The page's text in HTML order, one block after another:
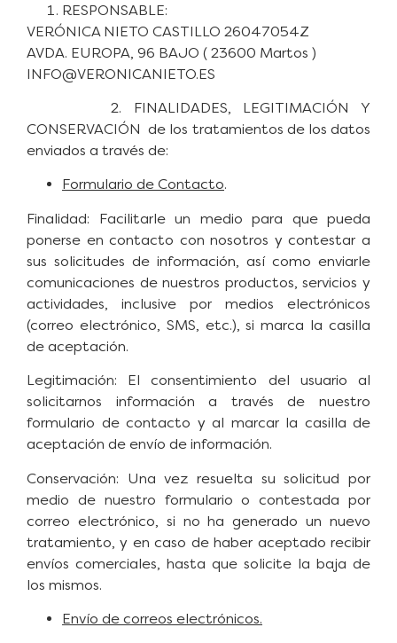
RESPONSABLE:
VERÓNICA NIETO CASTILLO 26047054Z
AVDA. EUROPA, 96 BAJO ( 23600 Martos )
INFO@VERONICANIETO.ES
2. FINALIDADES, LEGITIMACIÓN Y
CONSERVACIÓN de los tratamientos de los datos
enviados a través de:
Formulario de Contacto.
Finalidad: Facilitarle un medio para que pueda
ponerse en contacto con nosotros y contestar a
sus solicitudes de información, así como enviarle
comunicaciones de nuestros productos, servicios y
actividades, inclusive por medios electrónicos
(correo electrónico, SMS, etc.), si marca la casilla
de aceptación.
Legitimación: El consentimiento del usuario al
solicitarnos información a través de nuestro
formulario de contacto y al marcar la casilla de
aceptación de envío de información.
Conservación: Una vez resuelta su solicitud por
medio de nuestro formulario o contestada por
correo electrónico, si no ha generado un nuevo
tratamiento, y en caso de haber aceptado recibir
envíos comerciales, hasta que solicite la baja de
los mismos.
Envío de correos electrónicos.